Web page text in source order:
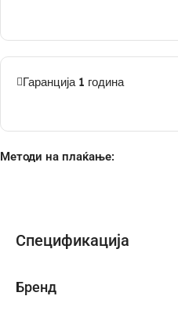
Гаранција 1 година
Методи на плаќање:
Спецификација
Бренд